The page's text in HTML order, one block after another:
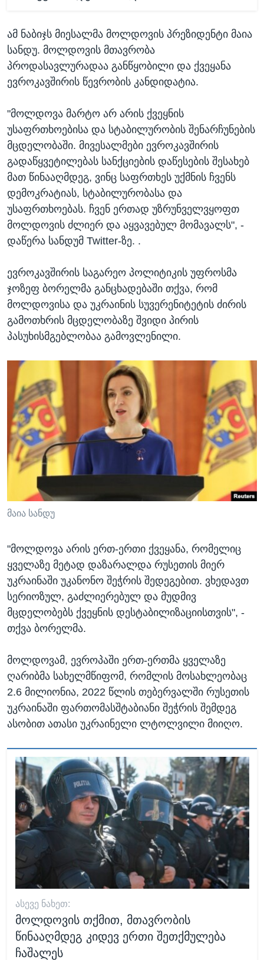
ამ ნაბიჯს მიესალმა მოლდოვის პრეზიდენტი მაია
სანდუ. მოლდოვის მთავრობა
პროდასავლურადაა განწყობილი და ქვეყანა
ევროკავშირის წევრობის კანდიდატია.
"მოლდოვა მარტო არ არის ქვეყნის
უსაფრთხოებისა და სტაბილურობის შენარჩუნების
მცდელობაში. მივესალმები ევროკავშირის
გადაწყვეტილებას სანქციების დაწესების შესახებ
მათ წინააღმდეგ, ვინც საფრთხეს უქმნის ჩვენს
დემოკრატიას, სტაბილურობასა და
უსაფრთხოებას. ჩვენ ერთად უზრუნველვყოფთ
მოლდოვის ძლიერ და აყვავებულ მომავალს", -
დაწერა სანდუმ Twitter-ზე. .
ევროკავშირის საგარეო პოლიტიკის უფროსმა
ჯოზეფ ბორელმა განცხადებაში თქვა, რომ
მოლდოვისა და უკრაინის სუვერენიტეტის ძირის
გამოთხრის მცდელობაზე შვიდი პირის
პასუხისმგებლობაა გამოვლენილი.
მაია სანდუ
"მოლდოვა არის ერთ-ერთი ქვეყანა, რომელიც
ყველაზე მეტად დაზარალდა რუსეთის მიერ
უკრაინაში უკანონო შეჭრის შედეგებით. ვხედავთ
სერიოზულ, გაძლიერებულ და მუდმივ
მცდელობებს ქვეყნის დესტაბილიზაციისთვის", -
თქვა ბორელმა.
მოლდოვამ, ევროპაში ერთ-ერთმა ყველაზე
ღარიბმა სახელმწიფომ, რომლის მოსახლეობაც
2.6 მილიონია, 2022 წლის თებერვალში რუსეთის
უკრაინაში ფართომასშტაბიანი შეჭრის შემდეგ
ასობით ათასი უკრაინელი ლტოლვილი მიიღო.
ᲐᲡᲔᲕᲔ ᲜᲐᲮᲔᲗ:
მოლდოვის თქმით, მთავრობის
წინააღმდეგ კიდევ ერთი შეთქმულება
ჩაშალეს